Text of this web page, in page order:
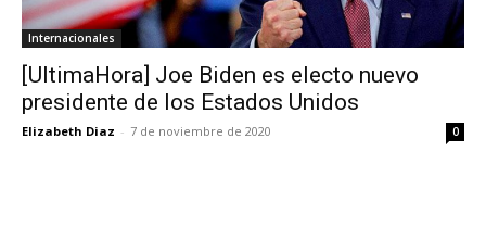
Internacionales
[UltimaHora] Joe Biden es electo nuevo
presidente de los Estados Unidos
Elizabeth Diaz - 7 de noviembre de 2020 0